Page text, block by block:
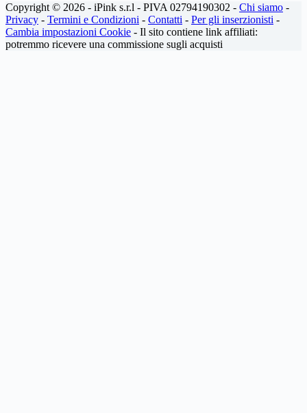
Copyright © 2026 - iPink s.r.l - PIVA 02794190302 - Chi siamo -
Privacy - Termini e Condizioni - Contatti - Per gli inserzionisti -
Cambia impostazioni Cookie - Il sito contiene link affiliati:
potremmo ricevere una commissione sugli acquisti